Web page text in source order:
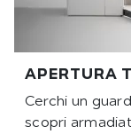
APERTURA
Cerchi un
scopri